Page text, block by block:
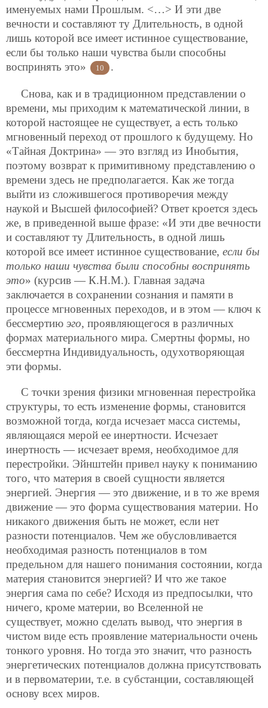
именуемых нами Прошлым. <…> И эти две
вечности и составляют ту Длительность, в одной
лишь которой все имеет истинное существование,
если бы только наши чувства были способны
воспринять это»
10 .
Снова, как и в традиционном представлении о
времени, мы приходим к математической линии, в
которой настоящее не существует, а есть только
мгновенный переход от прошлого к будущему. Но
«Тайная Доктрина» — это взгляд из Инобытия,
поэтому возврат к примитивному представлению о
времени здесь не предполагается. Как же тогда
выйти из сложившегося противоречия между
наукой и Высшей философией? Ответ кроется здесь
же, в приведенной выше фразе: «И эти две вечности
и составляют ту Длительность, в одной лишь
которой все имеет истинное существование, если бы
только наши чувства были способны воспринять
это» (курсив — К.Н.М.). Главная задача
заключается в сохранении сознания и памяти в
процессе мгновенных переходов, и в этом — ключ к
бессмертию эго, проявляющегося в различных
формах материального мира. Смертны формы, но
бессмертна Индивидуальность, одухотворяющая
эти формы.
С точки зрения физики мгновенная перестройка
структуры, то есть изменение формы, становится
возможной тогда, когда исчезает масса системы,
являющаяся мерой ее инертности. Исчезает
инертность — исчезает время, необходимое для
перестройки. Эйнштейн привел науку к пониманию
того, что материя в своей сущности является
энергией. Энергия — это движение, и в то же время
движение — это форма существования материи. Но
никакого движения быть не может, если нет
разности потенциалов. Чем же обусловливается
необходимая разность потенциалов в том
предельном для нашего понимания состоянии, когда
материя становится энергией? И что же такое
энергия сама по себе? Исходя из предпосылки, что
ничего, кроме материи, во Вселенной не
существует, можно сделать вывод, что энергия в
чистом виде есть проявление материальности очень
тонкого уровня. Но тогда это значит, что разность
энергетических потенциалов должна присутствовать
и в первоматерии, т.е. в субстанции, составляющей
основу всех миров.